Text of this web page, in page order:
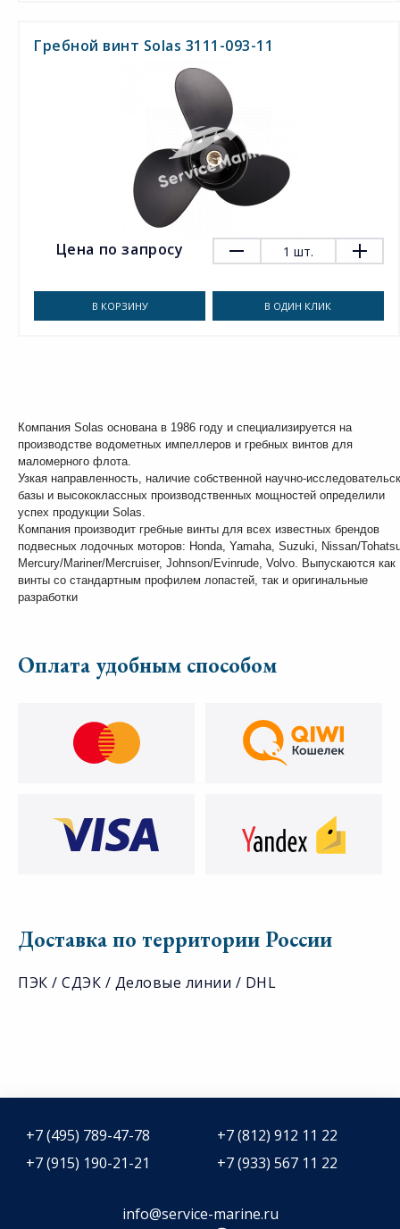
Гребной винт Solas 3111-093-11
Цена по запросу 1 шт.
В КОРЗИНУ В ОДИН КЛИК
Компания Solas основана в 1986 году и специализируется на
производстве водометных импеллеров и гребных винтов для
маломерного флота.
Узкая направленность, наличие собственной научно-
базы и высококлассных производственных мощностей определили
успех продукции Solas.
Компания производит гребные винты для всех известных брендов
подвесных лодочных моторов: Honda, Yamaha, Suzuki, Nissan/
Mercury/Mariner/Mercruiser, Johnson/Evinrude, Volvo. Выпускаются как
винты со стандартным профилем лопастей, так и оригинальные
разработки
Оплата удобным способом
Доставка по территории России
ПЭК / СДЭК / Деловые линии / DHL
+7 (495) 789-47-78
+7 (812) 912 11 22
+7 (915) 190-21-21
+7 (933) 567 11 22
info@service-marine.ru​​